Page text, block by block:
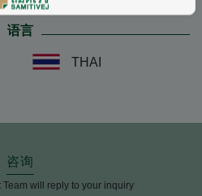
语言
THAI
咨询
will reply to your inquiry